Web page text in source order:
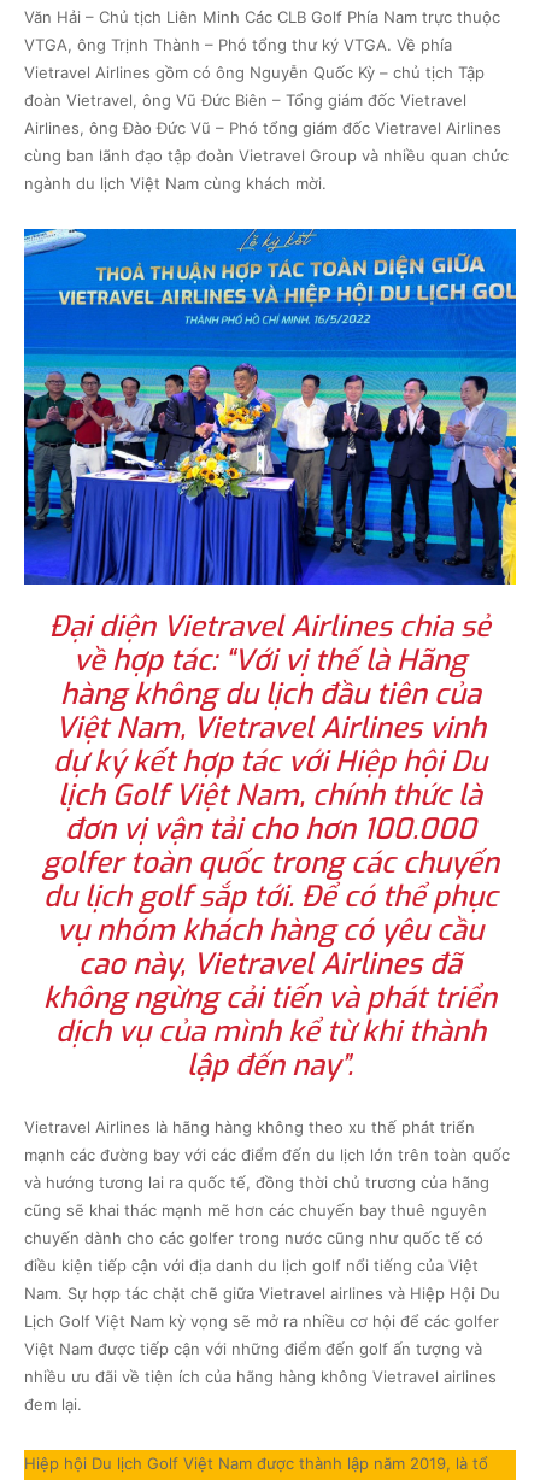
Văn Hải – Chủ tịch Liên Minh Các CLB Golf Phía Nam trực thuộc
VTGA, ông Trịnh Thành – Phó tổng thư ký VTGA. Về phía
Vietravel Airlines gồm có ông Nguyễn Quốc Kỳ – chủ tịch Tập
đoàn Vietravel, ông Vũ Đức Biên – Tổng giám đốc Vietravel
Airlines, ông Đào Đức Vũ – Phó tổng giám đốc Vietravel Airlines
cùng ban lãnh đạo tập đoàn Vietravel Group và nhiều quan chức
ngành du lịch Việt Nam cùng khách mời.
Đại diện Vietravel Airlines chia sẻ
về hợp tác: “Với vị thế là Hãng
hàng không du lịch đầu tiên của
Việt Nam, Vietravel Airlines vinh
dự ký kết hợp tác với Hiệp hội Du
lịch Golf Việt Nam, chính thức là
đơn vị vận tải cho hơn 100.000
golfer toàn quốc trong các chuyến
du lịch golf sắp tới. Để có thể phục
vụ nhóm khách hàng có yêu cầu
cao này, Vietravel Airlines đã
không ngừng cải tiến và phát triển
dịch vụ của mình kể từ khi thành
lập đến nay”.
Vietravel Airlines là hãng hàng không theo xu thế phát triển
mạnh các đường bay với các điểm đến du lịch lớn trên toàn quốc
và hướng tương lai ra quốc tế, đồng thời chủ trương của hãng
cũng sẽ khai thác mạnh mẽ hơn các chuyến bay thuê nguyên
chuyến dành cho các golfer trong nước cũng như quốc tế có
điều kiện tiếp cận với địa danh du lịch golf nổi tiếng của Việt
Nam. Sự hợp tác chặt chẽ giữa Vietravel airlines và Hiệp Hội Du
Lịch Golf Việt Nam kỳ vọng sẽ mở ra nhiều cơ hội để các golfer
Việt Nam được tiếp cận với những điểm đến golf ấn tượng và
nhiều ưu đãi về tiện ích của hãng hàng không Vietravel airlines
đem lại.
Hiệp hội Du lịch Golf Việt Nam được thành lập năm 2019, là tổ